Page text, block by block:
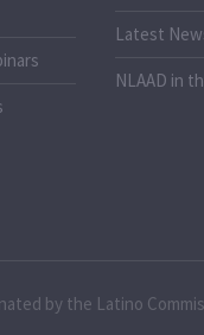
Latest
NLAAD in
by the Latino